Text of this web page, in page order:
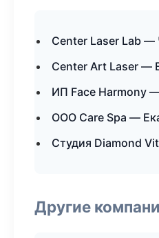
Center Laser Lab —
Center Art Laser —
ИП Face Harmony
ООО Care Spa —
Студия Diamond
Другие